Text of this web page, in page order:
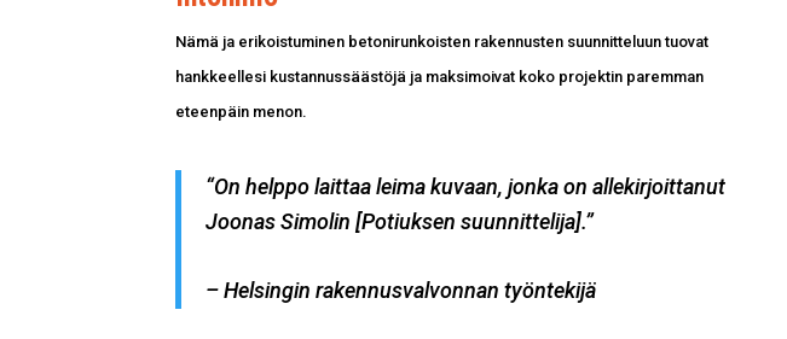
Nämä ja erikoistuminen betonirunkoisten rakennusten suunnitteluun tuovat
hankkeellesi kustannussäästöjä ja maksimoivat koko projektin paremman
eteenpäin menon.
“On helppo laittaa leima kuvaan, jonka on allekirjoittanut
Joonas Simolin [Potiuksen suunnittelija].”
– Helsingin rakennusvalvonnan työntekijä